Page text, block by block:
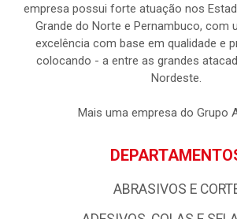
empresa possui forte atuação nos
Grande do Norte e Pernambuco, com
excelência com base em qualidade e
colocando - a entre as grandes
Nordeste.
Mais uma empresa do Grupo
ABRASIVOS E